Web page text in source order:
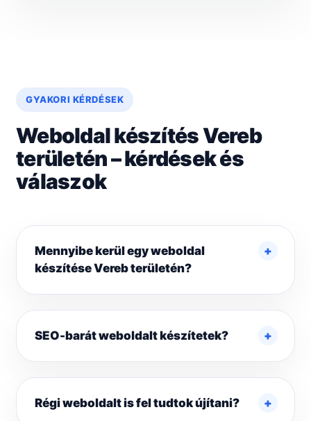
GYAKORI KÉRDÉSEK
Weboldal készítés Vereb
területén – kérdések és
válaszok
Mennyibe kerül egy weboldal
készítése Vereb területén?
SEO-barát weboldalt készítetek?
Régi weboldalt is fel tudtok újítani?